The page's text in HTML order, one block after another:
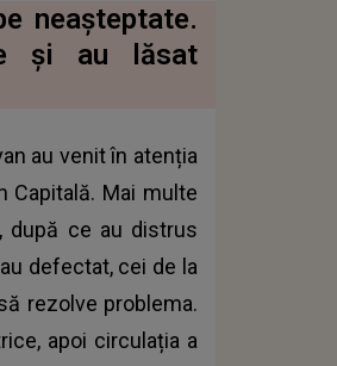
neașteptate.
și au lăsat
au venit în atenția
Capitală. Mai multe
după ce au distrus
defectat, cei de la
rezolve problema.
apoi circulația a